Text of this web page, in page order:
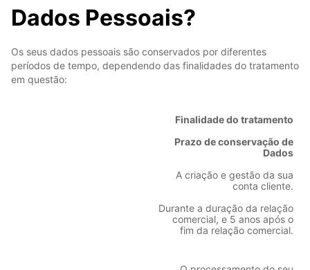
Dados Pessoais?
Os seus dados pessoais são conservados por diferentes
períodos de tempo, dependendo das finalidades do tratamento
em questão:
Finalidade do tratamento
Prazo de conservação de
Dados
A criação e gestão da sua
conta cliente.
Durante a duração da relação
comercial, e 5 anos após o
fim da relação comercial.